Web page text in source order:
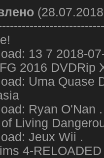
13 7 2018-
2016 DVDRip
Uma Quase
Ryan O'Nan .
Living
Jeux Wii .
4-RELOADED